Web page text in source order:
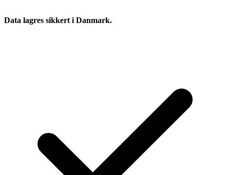
Data lagres sikkert i Danmark.